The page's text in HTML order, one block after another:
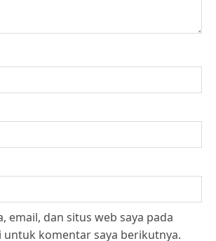
email, dan situs web saya pada
untuk komentar saya berikutnya.
Datangi Pemko Batam, Warga